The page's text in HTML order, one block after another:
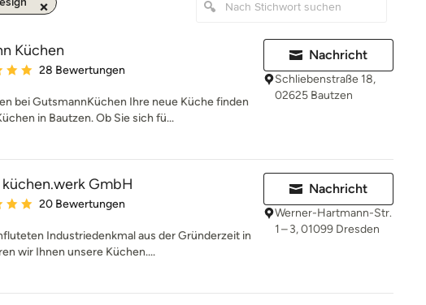
Küchen
Bewertung: 5 von 5 Sternen
28 Bewertungen
bei GutsmannKüchen Ihre neue Küche finden
in Bautzen. Ob Sie sich fü...
Nachricht
Schliebenstraße 18,
02625 Bautzen
GmbH
Bewertung: 5 von 5 Sternen
20 Bewertungen
Industriedenkmal aus der Gründerzeit in
wir Ihnen unsere Küchen....
Nachricht
Werner-Hartmann-Str.
1 – 3, 01099 Dresden